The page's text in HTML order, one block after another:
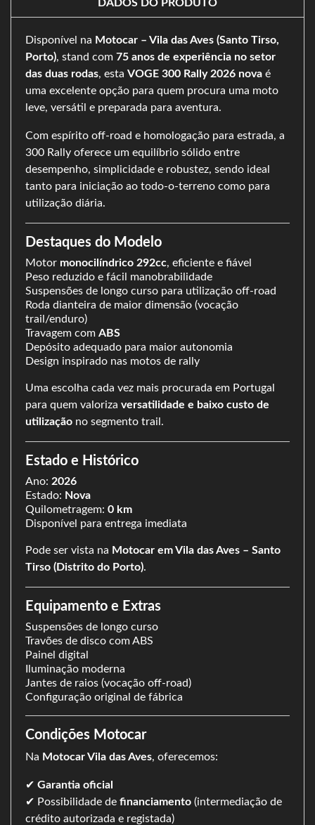
DADOS DO PRODUTO
Disponível na Motocar – Vila das Aves (Santo Tirso,
Porto), stand com 75 anos de experiência no setor
das duas rodas, esta VOGE 300 Rally 2026 nova é
uma excelente opção para quem procura uma moto
leve, versátil e preparada para aventura.
Com espírito off-road e homologação para estrada, a
300 Rally oferece um equilíbrio sólido entre
desempenho, simplicidade e robustez, sendo ideal
tanto para iniciação ao todo-o-terreno como para
utilização diária.
Destaques do Modelo
Motor monocilíndrico 292cc, eficiente e fiável
Peso reduzido e fácil manobrabilidade
Suspensões de longo curso para utilização off-road
Roda dianteira de maior dimensão (vocação
trail/enduro)
Travagem com ABS
Depósito adequado para maior autonomia
Design inspirado nas motos de rally
Uma escolha cada vez mais procurada em Portugal
para quem valoriza versatilidade e baixo custo de
utilização no segmento trail.
Estado e Histórico
Ano: 2026
Estado: Nova
Quilometragem: 0 km
Disponível para entrega imediata
Pode ser vista na Motocar em Vila das Aves – Santo
Tirso (Distrito do Porto).
Equipamento e Extras
Suspensões de longo curso
Travões de disco com ABS
Painel digital
Iluminação moderna
Jantes de raios (vocação off-road)
Configuração original de fábrica
Condições Motocar
Na Motocar Vila das Aves, oferecemos:
✔ Garantia oficial
✔ Possibilidade de financiamento (intermediação de
crédito autorizada e registada)